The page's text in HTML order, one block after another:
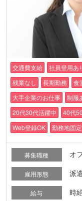
交通費支給 社員登用あ
残業なし
長期勤務 食
大手企業のお仕事
制服
20代30代活躍中
40代
Web登録OK
勤務地固定
募集職種 オ
雇用形態 派
給与 時